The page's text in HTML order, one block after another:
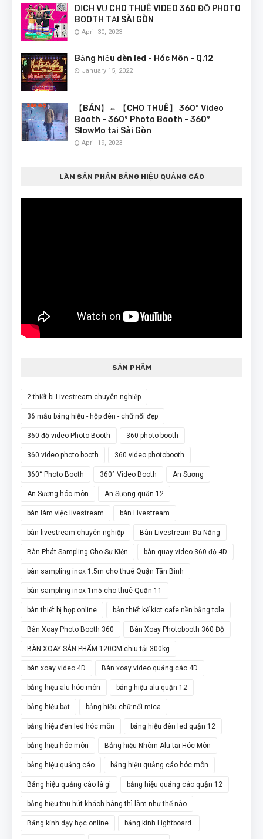
DỊCH VỤ CHO THUÊ VIDEO 360 ĐỘ PHOTO
BOOTH TẠI SÀI GÒN
April 30, 2023
Bảng hiệu đèn led - Hóc Môn - Q.12
January 15, 2022
【BÁN】⇔ 【CHO THUÊ】 360° Video
Booth - 360° Photo Booth - 360°
SlowMo tại Sài Gòn
April 19, 2023
LÀM SẢN PHẨM BẢNG HIỆU QUẢNG CÁO
SẢN PHẨM
2 thiết bị Livestream chuyên nghiệp
36 mẫu bảng hiệu - hộp đèn - chữ nổi đẹp
360 độ video Photo Booth 360 photo booth
360 video photo booth 360 video photobooth
360° Photo Booth 360° Video Booth An Sương
An Sương hóc môn An Sương quận 12
bàn làm việc livestream bàn Livestream
bàn livestream chuyên nghiệp Bàn Livestream Đa Năng
Bàn Phát Sampling Cho Sự Kiện bàn quay video 360 độ 4D
bàn sampling inox 1.5m cho thuê Quận Tân Bình
bàn sampling inox 1m5 cho thuê Quận 11
bàn thiết bị họp online bản thiết kế kiot cafe nền bằng tole
Bàn Xoay Photo Booth 360 Bàn Xoay Photobooth 360 Độ
BÀN XOAY SẢN PHẨM 120CM chịu tải 300kg
bàn xoay video 4D Bàn xoay video quảng cáo 4D
bảng hiệu alu hóc môn bảng hiệu alu quận 12
bảng hiệu bạt bảng hiệu chữ nổi mica
bảng hiệu đèn led hóc môn bảng hiệu đèn led quận 12
bảng hiệu hóc môn Bảng hiệu Nhôm Alu tại Hóc Môn
bảng hiệu quảng cáo bảng hiệu quảng cáo hóc môn
Bảng hiệu quảng cáo là gì bảng hiệu quảng cáo quận 12
bảng hiệu thu hút khách hàng thì làm như thế nào
Bảng kính dạy học online bảng kính Lightboard.